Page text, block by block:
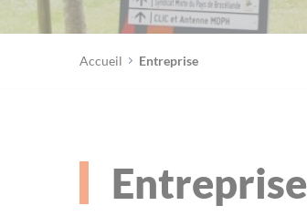
Accueil Entreprise
Entreprise